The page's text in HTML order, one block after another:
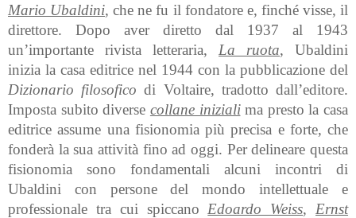
Mario Ubaldini, che ne fu il fondatore e, finché visse, il
direttore. Dopo aver diretto dal 1937 al 1943
un’importante rivista letteraria, La ruota, Ubaldini
inizia la casa editrice nel 1944 con la pubblicazione del
Dizionario filosofico di Voltaire, tradotto dall’editore.
Imposta subito diverse collane inizialima presto la casa
editrice assume una fisionomia più precisa e forte, che
fonderà la sua attività fino ad oggi. Per delineare questa
fisionomia sono fondamentali alcuni incontri di
Ubaldini con persone del mondo intellettuale e
professionale tra cui spiccano Edoardo Weiss, Ernst